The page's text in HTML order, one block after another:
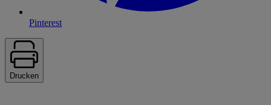
Pinterest
Drucken